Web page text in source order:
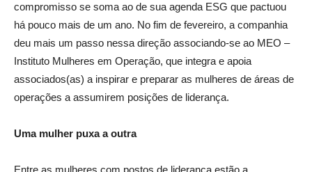
compromisso se soma ao de sua agenda ESG que pactuou
há pouco mais de um ano. No fim de fevereiro, a companhia
deu mais um passo nessa direção associando-se ao MEO –
Instituto Mulheres em Operação, que integra e apoia
associados(as) a inspirar e preparar as mulheres de áreas de
operações a assumirem posições de liderança.
Uma mulher puxa a outra